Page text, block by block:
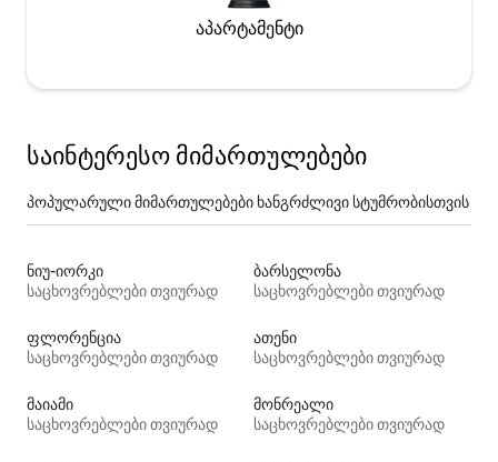
აპარტამენტი
საინტერესო მიმართულებები
პოპულარული მიმართულებები ხანგრძლივი სტუმრობისთვის
ნიუ-იორკი
საცხოვრებლები თვიურად
ბარსელონა
საცხოვრებლები თვიურად
ფლორენცია
საცხოვრებლები თვიურად
ათენი
საცხოვრებლები თვიურად
მაიამი
საცხოვრებლები თვიურად
მონრეალი
საცხოვრებლები თვიურად